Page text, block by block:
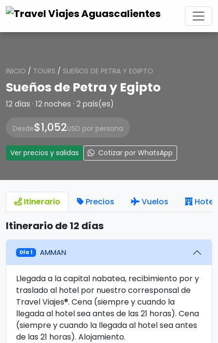
INICIO / TOURS / SUEÑOS DE PETRA Y EGIPTO
Sueños de Petra y Egipto
12 días · 12 noches · 2 país(es)
Desde$1,052USD por persona
Ver precios y salidas Cotizar por WhatsApp
Itinerario Precios Vuelos
Itinerario de 12 días
Día 1 AMMAN
Llegada a la capital nabatea, recibimiento por y
traslado al hotel por nuestro corresponsal de
Travel Viajes®. Cena (siempre y cuando la
llegada al hotel sea antes de las 21 horas). Cena
(siempre y cuando la llegada al hotel sea antes
de las 21 horas). Alojamiento.